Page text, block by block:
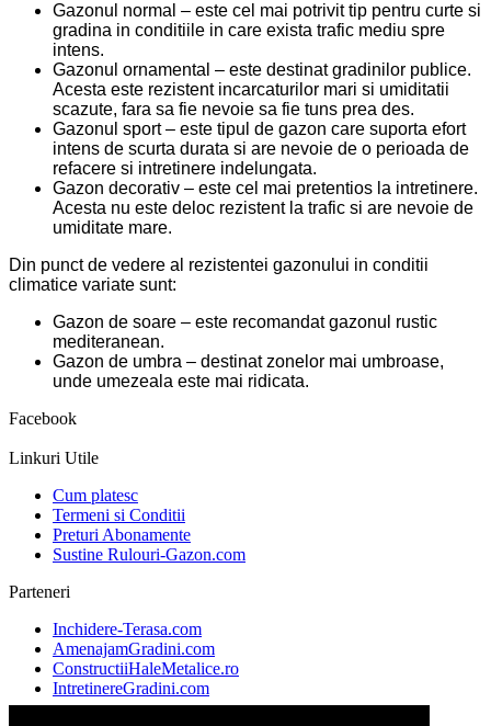
Gazonul normal – este cel mai potrivit tip pentru curte si
gradina in conditiile in care exista trafic mediu spre
intens.
Gazonul ornamental – este destinat gradinilor publice.
Acesta este rezistent incarcaturilor mari si umiditatii
scazute, fara sa fie nevoie sa fie tuns prea des.
Gazonul sport – este tipul de gazon care suporta efort
intens de scurta durata si are nevoie de o perioada de
refacere si intretinere indelungata.
Gazon decorativ – este cel mai pretentios la intretinere.
Acesta nu este deloc rezistent la trafic si are nevoie de
umiditate mare.
Din punct de vedere al rezistentei gazonului in conditii
climatice variate sunt:
Gazon de soare – este recomandat gazonul rustic
mediteranean.
Gazon de umbra – destinat zonelor mai umbroase,
unde umezeala este mai ridicata.
Facebook
Linkuri Utile
Cum platesc
Termeni si Conditii
Preturi Abonamente
Sustine Rulouri-Gazon.com
Parteneri
Inchidere-Terasa.com
AmenajamGradini.com
ConstructiiHaleMetalice.ro
IntretinereGradini.com